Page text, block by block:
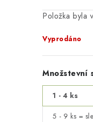
Položka byla
Vyprodáno
Množstevní
1 - 4 ks
5 - 9 ks =